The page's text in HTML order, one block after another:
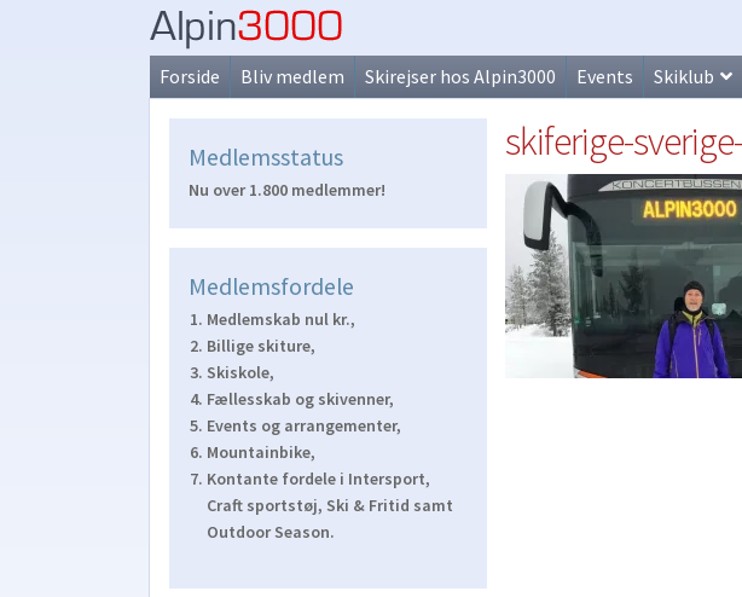
Spring
til
navigation
Spring
til
indhold
Forside Bliv medlem Skirejser hos Alpin3000 Events Skiklub
skiferige-
Medlemsstatus
Nu over 1.800 medlemmer!
Medlemsfordele
Medlemskab nul kr.,
Billige skiture,
Skiskole,
Fællesskab og skivenner,
Events og arrangementer,
Mountainbike,
Kontante fordele i Intersport,
Craft sportstøj, Ski & Fritid samt
Outdoor Season.